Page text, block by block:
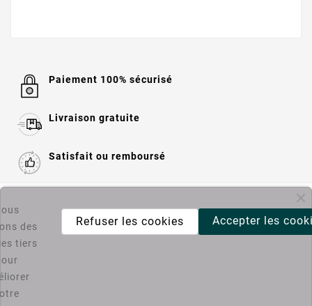
Paiement 100% sécurisé
Livraison gratuite
Satisfait ou remboursé
Informations 
Catégories
des
tiers
Accepter les
Refuser les cookies